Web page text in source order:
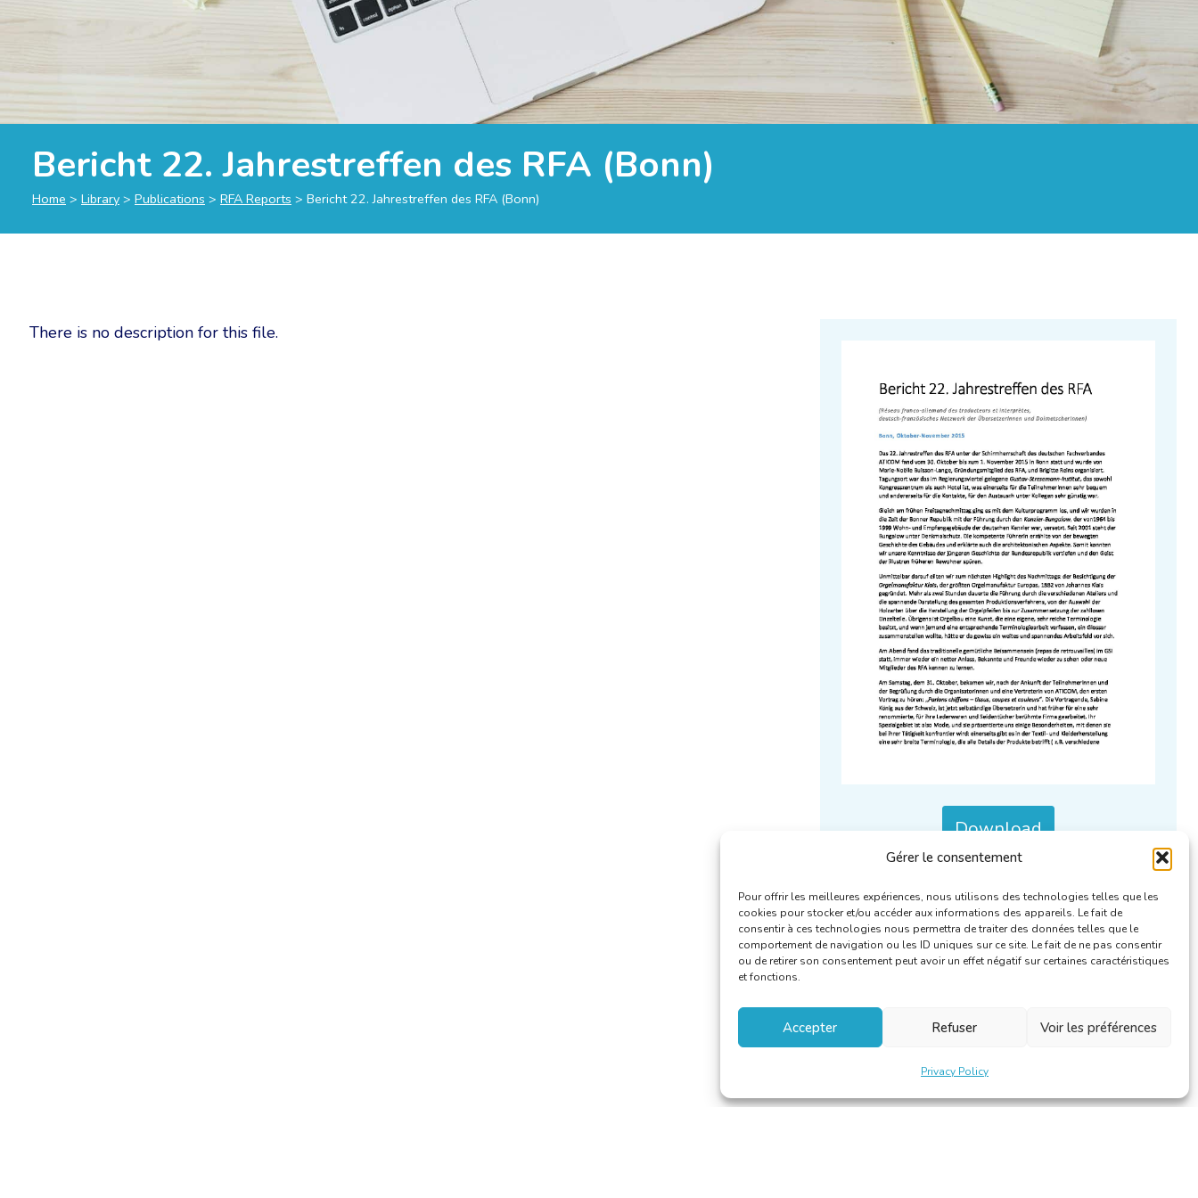
Gérer le consentement
Pour offrir les meilleures expériences, nous utilisons des technologies telles que les
cookies pour stocker et/ou accéder aux informations des appareils. Le fait de
consentir à ces technologies nous permettra de traiter des données telles que le
comportement de navigation ou les ID uniques sur ce site. Le fait de ne pas consentir
ou de retirer son consentement peut avoir un effet négatif sur certaines caractéristiques
et fonctions.
Accepter Refuser Voir les préférences
Privacy Policy
Bericht 22. Jahrestreffen des RFA (Bonn)
Home > Library > Publications > RFA Reports > Bericht 22. Jahrestreffen des RFA (Bonn)
There is no description for this file.
Download
Categories : RFA Reports